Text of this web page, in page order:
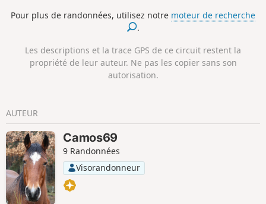
hameaux et fermes avec des chiens qui peuvent être en
Pour plus de randonnées, utilisez notre moteur de recherche
.
Les descriptions et la trace GPS de ce circuit restent la
propriété de leur auteur. Ne pas les copier sans son
autorisation.
AUTEUR
Camos69
9 Randonnées
Visorandonneur